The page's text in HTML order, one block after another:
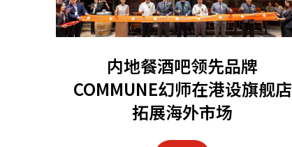
内地餐酒吧领先品牌
COMMUNE幻师在港设旗舰店
拓展海外市场